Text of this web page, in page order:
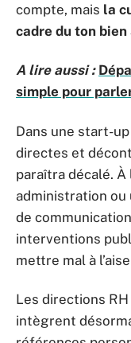
compte, mais la
cadre du ton
A lire aussi :
simple pour
Dans une start-
directes et
paraîtra décalé. À
administration ou
de
interventions
mettre mal à
Les directions
intègrent